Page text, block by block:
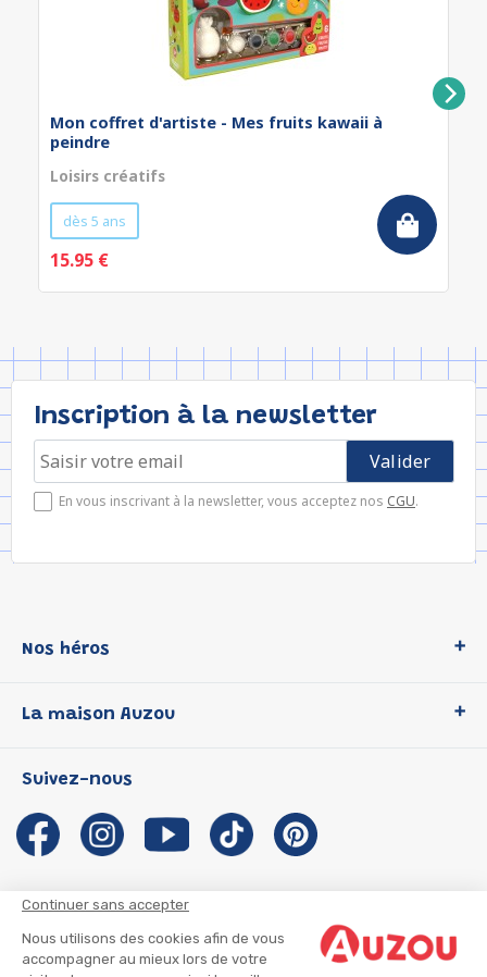
Continuer sans accepter
Nous utilisons des cookies afin de vous
accompagner au mieux lors de votre
Mon coffret d'artiste - Mes fruits kawaii à
peindre
Loisirs créatifs
dès 5 ans
15.95 €
Inscription à la newsletter
En vous inscrivant à la newsletter, vous acceptez nos CGU.
Nos héros
P'tit Loup
Les Influenceuses
Migali
Petite Taupe
La maison Auzou
Notre histoire
Auzou s'engage
Auteurs et illustrateurs Auzou
Suivre mon colis
Suivez-nous
CGU